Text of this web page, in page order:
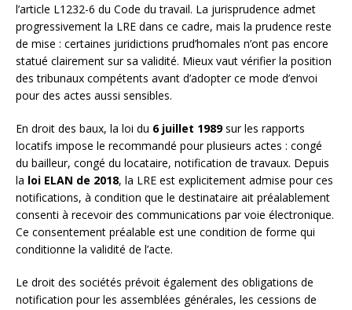
l’article L1232-6 du Code du travail. La jurisprudence admet
progressivement la LRE dans ce cadre, mais la prudence reste
de mise : certaines juridictions prud’homales n’ont pas encore
statué clairement sur sa validité. Mieux vaut vérifier la position
des tribunaux compétents avant d’adopter ce mode d’envoi
pour des actes aussi sensibles.
En droit des baux, la loi du 6 juillet 1989sur les rapports
locatifs impose le recommandé pour plusieurs actes : congé
du bailleur, congé du locataire, notification de travaux. Depuis
la loi ELAN de 2018, la LRE est explicitement admise pour ces
notifications, à condition que le destinataire ait préalablement
consenti à recevoir des communications par voie électronique.
Ce consentement préalable est une condition de forme qui
conditionne la validité de l’acte.
Le droit des sociétés prévoit également des obligations de
notification pour les assemblées générales, les cessions de